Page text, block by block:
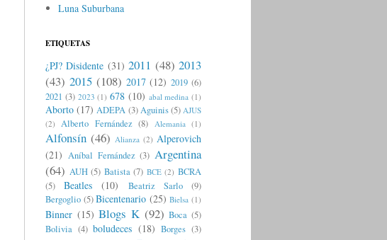
Luna Suburbana
ETIQUETAS
¿PJ? Disidente (31) 2011 (48) 2013
(43) 2015 (108) 2017 (12) 2019 (6)
2021 (3) 2023 (1) 678 (10) abal medina (1)
Aborto (17) ADEPA (3) Aguinis(5) AJUS
(2)
Alberto Fernández (8) Alemania (1)
Alfonsín (46) Alianza (2) Alperovich
(21) Aníbal Fernández (3) Argentina
(64) AUH (5) Batista (7) BCE (2) BCRA
(5)
Beatles (10) Beatriz Sarlo
(9)
Bergoglio (5) Bicentenario (25) Bielsa (1)
Binner (15) Blogs K (92) Boca (5)
Bolivia (4) boludeces (18) Borges (3)